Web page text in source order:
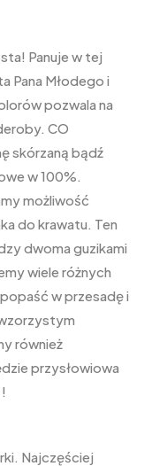
Panuje w tej
Pana Młodego i
pozwala na
CO
skórzaną bądź
w 100%.
możliwość
do krawatu. Ten
dwoma guzikami
wiele różnych
w przesadę i
również
przysłowiowa
Najczęściej